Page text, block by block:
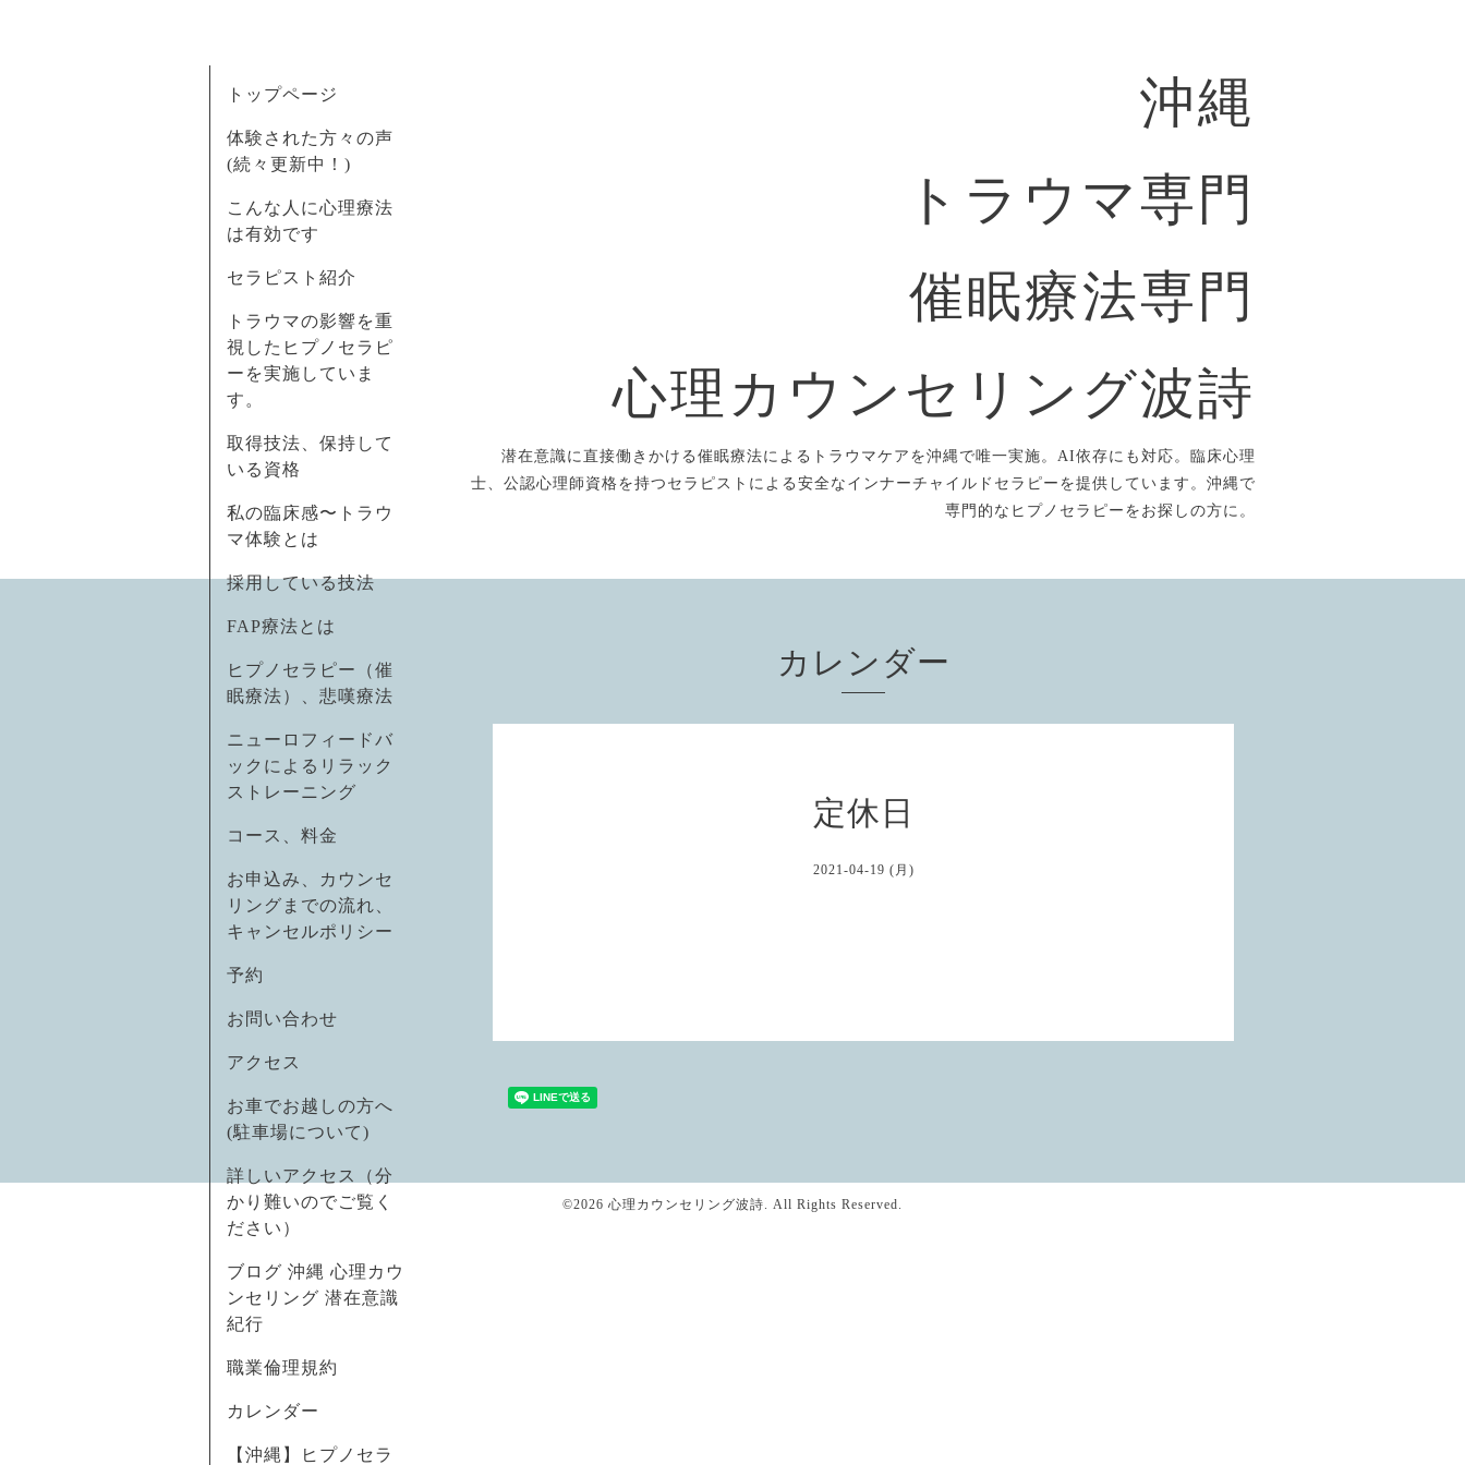
沖縄
トラウマ専門
催眠療法専門
心理カウンセリング波詩
潜在意識に直接働きかける催眠療法によるトラウマケアを沖縄で唯一実施。AI依存にも対応。臨床心理
士、公認心理師資格を持つセラピストによる安全なインナーチャイルドセラピーを提供しています。沖縄で
専門的なヒプノセラピーをお探しの方に。
トップページ
体験された方々の声
(続々更新中！)
こんな人に心理療法
は有効です
セラピスト紹介
トラウマの影響を重
視したヒプノセラピ
ーを実施していま
す。
取得技法、保持して
いる資格
私の臨床感〜トラウ
マ体験とは
採用している技法
FAP療法とは
ヒプノセラピー（催
眠療法）、悲嘆療法
ニューロフィードバ
ックによるリラック
ストレーニング
コース、料金
お申込み、カウンセ
リングまでの流れ、
キャンセルポリシー
予約
お問い合わせ
アクセス
お車でお越しの方へ
(駐車場について)
詳しいアクセス（分
かり難いのでご覧く
ださい）
ブログ 沖縄 心理カウ
ンセリング 潜在意識
紀行
職業倫理規約
カレンダー
【沖縄】ヒプノセラ
カレンダー
定休日
2021-04-19 (月)
©2026 心理カウンセリング波詩 . All Rights Reserved.